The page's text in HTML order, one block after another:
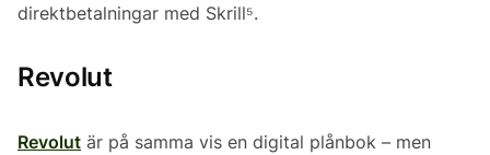
direktbetalningar med Skrill⁵.
Revolut
Revolut är på samma vis en digital plånbok – men